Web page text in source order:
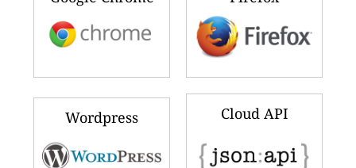
Wordpress Cloud API